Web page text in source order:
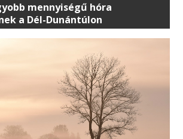
mennyiségű hóra
a Dél-Dunántúlon